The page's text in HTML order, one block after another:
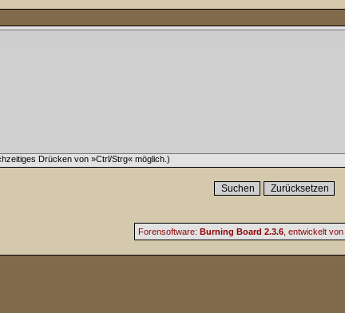
Drücken von »Ctrl/Strg« möglich.)
Forensoftware: Burning Board 2.3.6, entwickelt von